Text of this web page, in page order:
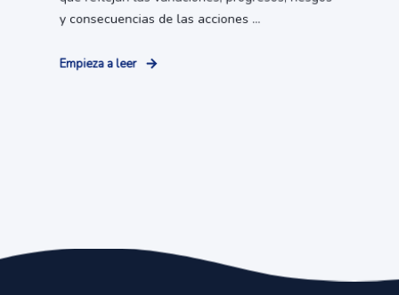
y consecuencias de las acciones ...
Empieza a leer